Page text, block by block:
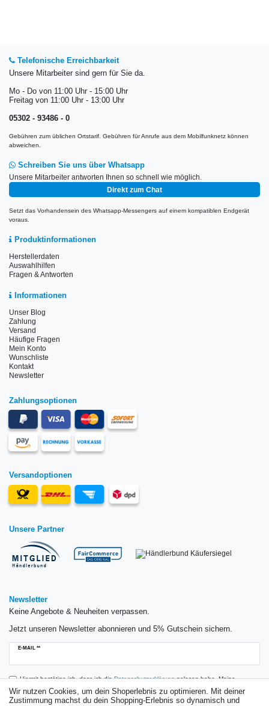
Telefonische Erreichbarkeit
Unsere Mitarbeiter sind gern für Sie da.
Mo - Do von 11:00 Uhr - 15:00 Uhr
Freitag von 11:00 Uhr - 13:00 Uhr
05302 - 93486 - 0
Gebühren zum üblichen Ortstarif. Gebühren für Anrufe aus dem Mobilfunknetz können
abweichen.
Schreiben Sie uns über Whatsapp
Unsere Mitarbeiter antworten Ihnen so schnell wie möglich.
Direkt zum Chat
Setzt das Vorhandensein des Whatsapp-Messengers auf einem kompatiblen Endgerät
voraus.
Produktinformationen
Herstellerdaten
Auswahlhilfen
Fragen & Antworten
Informationen
Unser Blog
Zahlung
Versand
Häufige Fragen
Mein Konto
Wunschliste
Kontakt
Newsletter
Zahlungsoptionen
Versandoptionen
Unsere Partner
Newsletter
Keine Angebote & Neuheiten verpassen.
Jetzt unseren Newsletter abonnieren und 5% Gutschein sichern.
E-MAIL **
Newsletter
Hiermit bestätige ich, dass ich dieDaten­schutz­erklärunggelesen habe. Meine
Einwilligung kann ich jederzeit widerrufen.**
Wir nutzen Cookies, um dein Shoperlebnis zu optimieren. Mit deiner
Zustimmung machst du dein Shopping-Erlebnis so dynamisch und